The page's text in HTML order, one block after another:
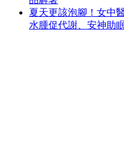
夏天更該泡腳！女中
水腫促代謝、安神助